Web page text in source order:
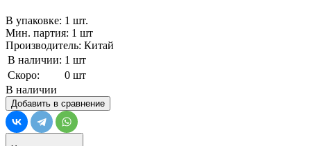
В упаковке: 1 шт.
Мин. партия: 1 шт
Производитель: Китай
В наличии: 1 шт
Скоро:
0 шт
В наличии
Добавить в сравнение